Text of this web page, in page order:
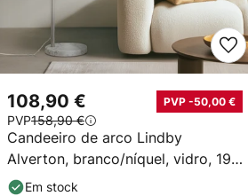
Candeeiro de arco Lindby
Alverton, branco/níquel, vidro, 197
cm
108,90 € PVP -50,00 €
PVP158,90 €
Em stock